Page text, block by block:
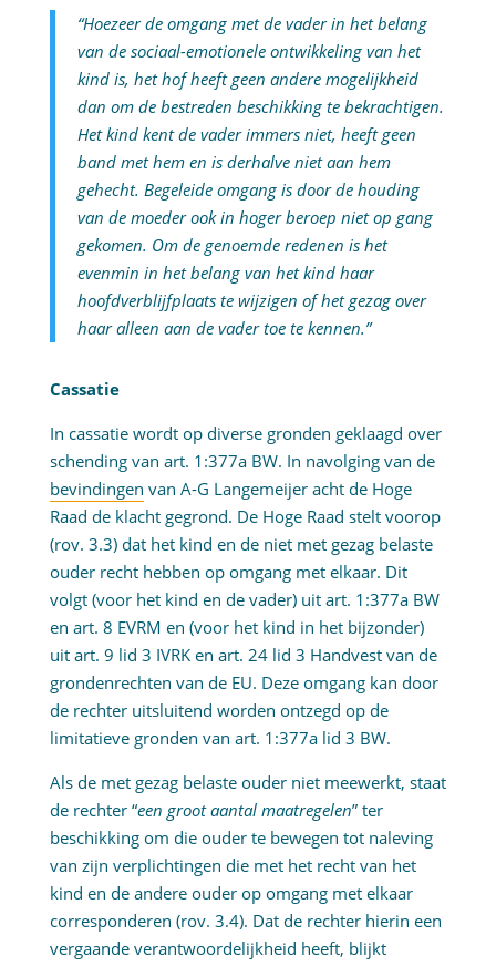
“Hoezeer de omgang met de vader in het belang
van de sociaal-emotionele ontwikkeling van het
kind is, het hof heeft geen andere mogelijkheid
dan om de bestreden beschikking te bekrachtigen.
Het kind kent de vader immers niet, heeft geen
band met hem en is derhalve niet aan hem
gehecht. Begeleide omgang is door de houding
van de moeder ook in hoger beroep niet op gang
gekomen. Om de genoemde redenen is het
evenmin in het belang van het kind haar
hoofdverblijfplaats te wijzigen of het gezag over
haar alleen aan de vader toe te kennen.”
Cassatie
In cassatie wordt op diverse gronden geklaagd over
schending van art. 1:377a BW. In navolging van de
bevindingen van A-G Langemeijer acht de Hoge
Raad de klacht gegrond. De Hoge Raad stelt voorop
(rov. 3.3) dat het kind en de niet met gezag belaste
ouder recht hebben op omgang met elkaar. Dit
volgt (voor het kind en de vader) uit art. 1:377a BW
en art. 8 EVRM en (voor het kind in het bijzonder)
uit art. 9 lid 3 IVRK en art. 24 lid 3 Handvest van de
grondenrechten van de EU. Deze omgang kan door
de rechter uitsluitend worden ontzegd op de
limitatieve gronden van art. 1:377a lid 3 BW.
Als de met gezag belaste ouder niet meewerkt, staat
de rechter “een groot aantal maatregelen” ter
beschikking om die ouder te bewegen tot naleving
van zijn verplichtingen die met het recht van het
kind en de andere ouder op omgang met elkaar
corresponderen (rov. 3.4). Dat de rechter hierin een
vergaande verantwoordelijkheid heeft, blijkt